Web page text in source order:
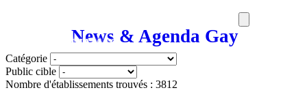
News & Agenda Gay
MEDIAMAG
Catégorie
Public cible
Nombre d'établissements trouvés : 3812